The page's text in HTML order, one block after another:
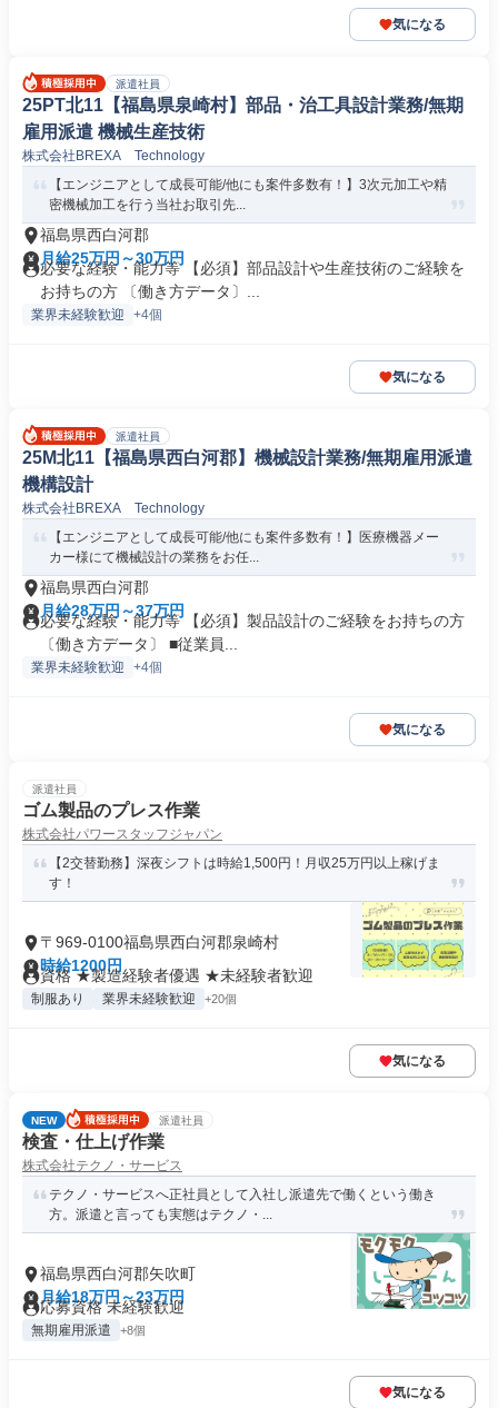
気になる
派遣社員
25PT北11【福島県泉崎村】部品・治工具設計業務/無期
雇用派遣 機械生産技術
株式会社BREXA Technology
【エンジニアとして成長可能/他にも案件多数有！】3次元加工や精
密機械加工を行う当社お取引先...
福島県西白河郡
月給25万円～30万円
必要な経験・能力等 【必須】部品設計や生産技術のご経験を
お持ちの方 〔働き方データ〕...
業界未経験歓迎 +4個
気になる
派遣社員
25M北11【福島県西白河郡】機械設計業務/無期雇用派遣
機構設計
株式会社BREXA Technology
【エンジニアとして成長可能/他にも案件多数有！】医療機器メー
カー様にて機械設計の業務をお任...
福島県西白河郡
月給28万円～37万円
必要な経験・能力等 【必須】製品設計のご経験をお持ちの方
〔働き方データ〕 ■従業員...
業界未経験歓迎 +4個
気になる
派遣社員
ゴム製品のプレス作業
株式会社パワースタッフジャパン
【2交替勤務】深夜シフトは時給1,500円！月収25万円以上稼げま
す！
〒969-0100福島県西白河郡泉崎村
時給1200円
資格 ★製造経験者優遇 ★未経験者歓迎
制服あり 業界未経験歓迎 +20個
気になる
NEW 派遣社員
検査・仕上げ作業
株式会社テクノ・サービス
テクノ・サービスへ正社員として入社し派遣先で働くという働き
方。派遣と言っても実態はテクノ・...
福島県西白河郡矢吹町
月給18万円～23万円
応募資格 未経験歓迎
無期雇用派遣 +8個
気になる